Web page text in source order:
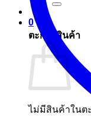
0
ตะกร้าสินค้า
ไม่มีสินค้าในต